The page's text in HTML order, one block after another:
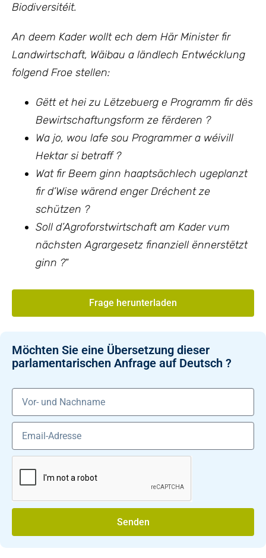
Biodiversitéit.
An deem Kader wollt ech dem Här Minister fir
Landwirtschaft, Wäibau a ländlech Entwécklung
folgend Froe stellen:
Gëtt et hei zu Lëtzebuerg e Programm fir dës
Bewirtschaftungsform ze fërderen ?
Wa jo, wou lafe sou Programmer a wéivill
Hektar si betraff ?
Wat fir Beem ginn haaptsächlech ugeplanzt
fir d’Wise wärend enger Dréchent ze
schützen ?
Soll d’Agroforstwirtschaft am Kader vum
nächsten Agrargesetz finanziell ënnerstëtzt
ginn ?“
Frage herunterladen
Möchten Sie eine Übersetzung dieser
parlamentarischen Anfrage auf Deutsch ?
Senden